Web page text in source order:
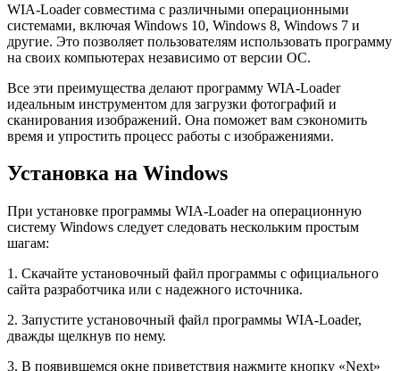
WIA-Loader совместима с различными операционными
системами, включая Windows 10, Windows 8, Windows 7 и
другие. Это позволяет пользователям использовать программу
на своих компьютерах независимо от версии ОС.
Все эти преимущества делают программу WIA-Loader
идеальным инструментом для загрузки фотографий и
сканирования изображений. Она поможет вам сэкономить
время и упростить процесс работы с изображениями.
Установка на Windows
При установке программы WIA-Loader на операционную
систему Windows следует следовать нескольким простым
шагам:
1. Скачайте установочный файл программы с официального
сайта разработчика или с надежного источника.
2. Запустите установочный файл программы WIA-Loader,
дважды щелкнув по нему.
3. В появившемся окне приветствия нажмите кнопку «Next»